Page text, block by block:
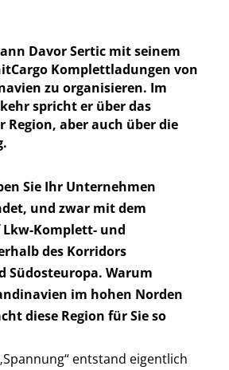
Davor Sertic mit seinem
Komplettladungen von
zu organisieren. Im
spricht er über das
Region, aber auch über die
Sie Ihr Unternehmen
und zwar mit dem
Komplett- und
des Korridors
Südosteuropa. Warum
im hohen Norden
diese Region für Sie so
entstand eigentlich